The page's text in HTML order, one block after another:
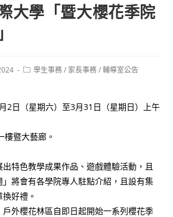
大學「暨大櫻花季院
Post學生事務/ 家長事務/輔導室公告
2日（星期六）至3月31日（星期日）上午
樓暨大藝廊。
特色教學成果作品、遊戲體驗活動，且
將會有各學院專人駐點介紹，且設有集
好禮。
戶外櫻花林區自即日起開始一系列櫻花季